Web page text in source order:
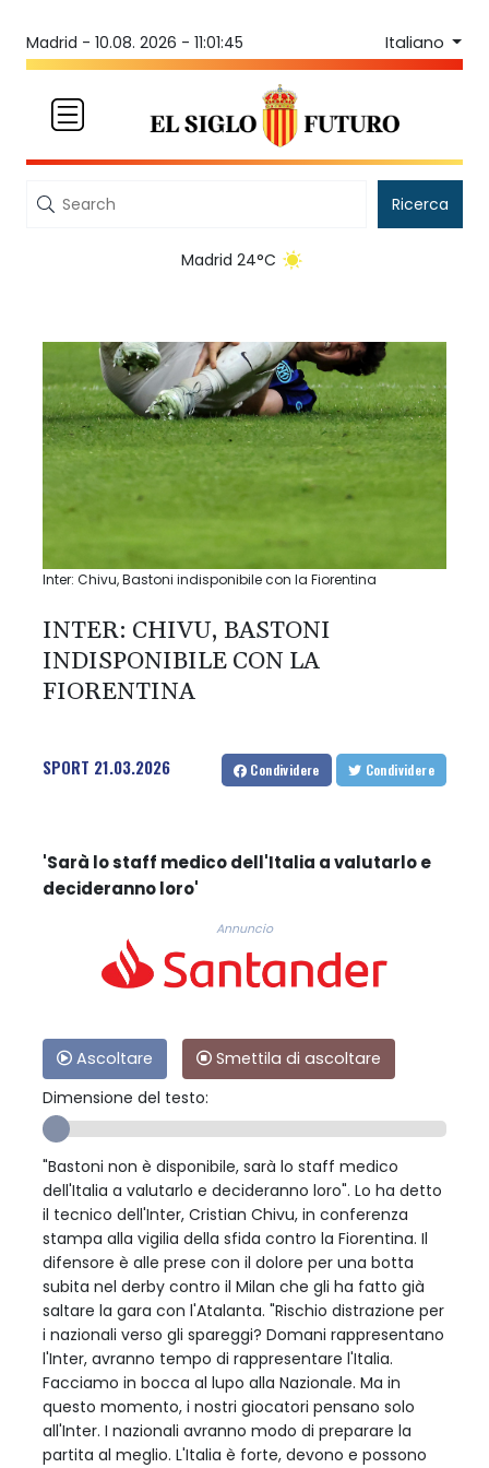
Madrid - 10.08. 2026 - 11:01:45 Italiano
Ricerca
Madrid 24°C
Inter: Chivu, Bastoni indisponibile con la Fiorentina
INTER: CHIVU, BASTONI
INDISPONIBILE CON LA
FIORENTINA
SPORT 21.03.2026 Condividere Condividere
'Sarà lo staff medico dell'Italia a valutarlo e
decideranno loro'
Annuncio
Ascoltare
Smettila di ascoltare
Dimensione del testo:
"Bastoni non è disponibile, sarà lo staff medico
dell'Italia a valutarlo e decideranno loro". Lo ha detto
il tecnico dell'Inter, Cristian Chivu, in conferenza
stampa alla vigilia della sfida contro la Fiorentina. Il
difensore è alle prese con il dolore per una botta
subita nel derby contro il Milan che gli ha fatto già
saltare la gara con l'Atalanta. "Rischio distrazione per
i nazionali verso gli spareggi? Domani rappresentano
l'Inter, avranno tempo di rappresentare l'Italia.
Facciamo in bocca al lupo alla Nazionale. Ma in
questo momento, i nostri giocatori pensano solo
all'Inter. I nazionali avranno modo di preparare la
partita al meglio. L'Italia è forte, devono e possono